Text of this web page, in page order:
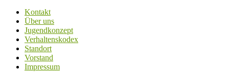
Kontakt
Über uns
Jugendkonzept
Verhaltenskodex
Standort
Vorstand
Impressum